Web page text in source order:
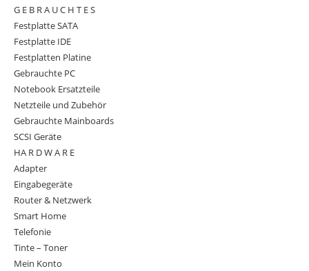
G E B R A U C H T E S
Festplatte SATA
Festplatte IDE
Festplatten Platine
Gebrauchte PC
Notebook Ersatzteile
Netzteile und Zubehör
Gebrauchte Mainboards
SCSI Geräte
HA R D W A R E
Adapter
Eingabegeräte
Router & Netzwerk
Smart Home
Telefonie
Tinte – Toner
Mein Konto